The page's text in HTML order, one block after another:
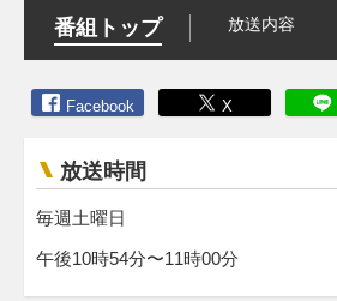
番組トップ 放送内容
Facebook X
放送時間
毎週土曜日
午後10時54分〜11時00分